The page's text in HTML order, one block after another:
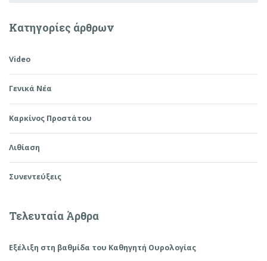
Κατηγορίες άρθρων
Video
Γενικά Νέα
Καρκίνος Προστάτου
Λιθίαση
Συνεντεύξεις
Τελευταία Άρθρα
Εξέλιξη στη βαθμίδα του Καθηγητή Ουρολογίας